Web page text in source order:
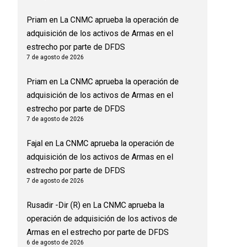
Priam en La CNMC aprueba la operación de
adquisición de los activos de Armas en el
estrecho por parte de DFDS
7 de agosto de 2026
Priam en La CNMC aprueba la operación de
adquisición de los activos de Armas en el
estrecho por parte de DFDS
7 de agosto de 2026
Fajal en La CNMC aprueba la operación de
adquisición de los activos de Armas en el
estrecho por parte de DFDS
7 de agosto de 2026
Rusadir -Dir (R) en La CNMC aprueba la
operación de adquisición de los activos de
Armas en el estrecho por parte de DFDS
6 de agosto de 2026